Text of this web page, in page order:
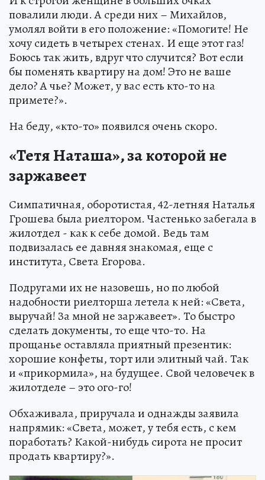
повалили люди. А среди них – Михайлов,
умолял войти в его положение: «Помогите! Не
хочу сидеть в четырех стенах. И еще этот газ!
Боюсь так жить, вдруг что случится? Вот если
бы поменять квартиру на дом! Это не ваше
дело? А чье? Может, у вас есть кто-то на
примете?».
На беду, «кто-то» появился очень скоро.
«Тетя Наташа», за которой не
заржавеет
Симпатичная, оборотистая, 42-летняя Наталья
Грошева была риелтором. Частенько забегала в
жилотдел - как к себе домой. Ведь там
подвизалась ее давняя знакомая, еще с
института, Света Егорова.
Подругами их не назовешь, но по любой
надобности риелторша летела к ней: «Света,
выручай! За мной не заржавеет». То быстро
сделать документы, то еще что-то. На
прощанье оставляла приятный презентик:
хорошие конфеты, торт или элитный чай. Так
и «прикормила», на будущее. Свой человечек в
жилотделе – это ого-го!
Обхаживала, приручала и однажды заявила
напрямик: «Света, может, у тебя есть, с кем
поработать? Какой-нибудь сирота не просит
продать квартиру?».